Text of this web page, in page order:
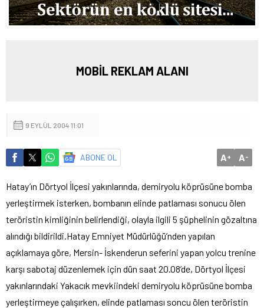
MOBİL REKLAM ALANI
9 EYLÜL 2004 11:01
ABONE OL A+ A-
Hatay’ın Dörtyol İlçesi yakınlarında, demiryolu köprüsüne bomba
yerleştirmek isterken, bombanın elinde patlaması sonucu ölen
teröristin kimliğinin belirlendiği, olayla ilgili 5 şüphelinin gözaltına
alındığı bildirildi. Hatay Emniyet Müdürlüğü’nden yapılan
açıklamaya göre, Mersin- İskenderun seferini yapan yolcu trenine
karşı sabotaj düzenlemek için dün saat 20.08’de, Dörtyol İlçesi
yakınlarındaki Yakacık mevkiindeki demiryolu köprüsüne bomba
yerleştirmeye çalışırken, elinde patlaması soncu ölen teröristin